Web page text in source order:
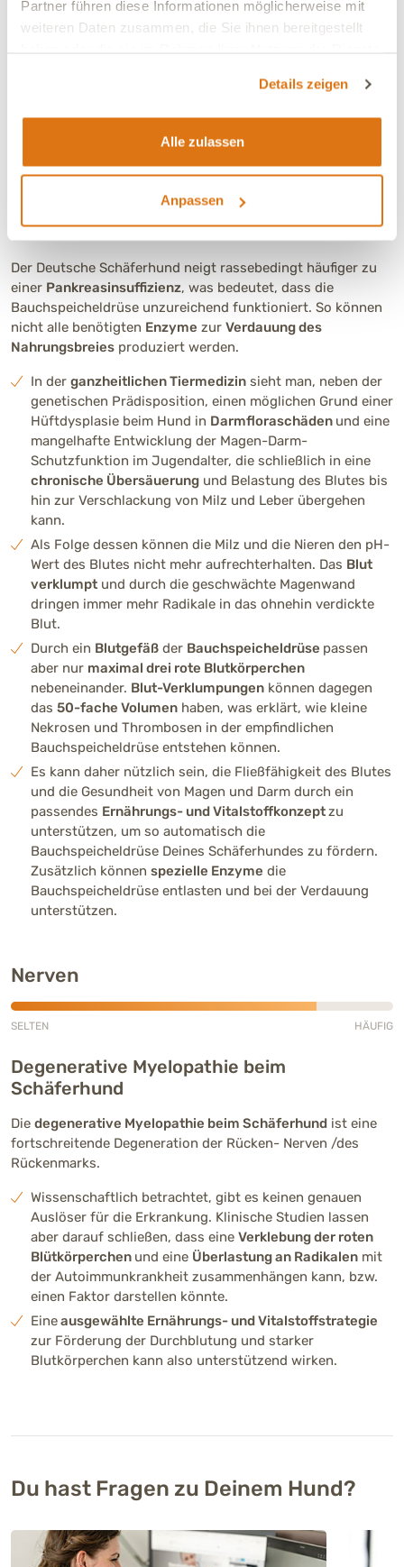
Partner führen diese Informationen möglicherweise mit
weiteren Daten zusammen, die Sie ihnen bereitgestellt
Details zeigen
Alle zulassen
Anpassen
anzuraten. Bitte informieren Sie sich auch über die
möglichen Verfahren einer Operation bei
gibt, was Heilungsverlauf und Regeneration betrifft.
Bauchspeicheldrüse
Pankreasinsuffizienz beim Schäferhund
Der Deutsche Schäferhund neigt rassebedingt häufiger zu
einer Pankreasinsuffizienz, was bedeutet, dass die
Bauchspeicheldrüse unzureichend funktioniert. So können
nicht alle benötigten Enzyme zur Verdauung des
Nahrungsbreies produziert werden.
In der ganzheitlichen Tiermedizin sieht man, neben der
genetischen Prädisposition, einen möglichen Grund einer
Hüftdysplasie beim Hund in Darmfloraschäden und eine
mangelhafte Entwicklung der Magen-Darm-
Schutzfunktion im Jugendalter, die schließlich in eine
chronische Übersäuerung und Belastung des Blutes bis
hin zur Verschlackung von Milz und Leber übergehen
kann.
Als Folge dessen können die Milz und die Nieren den pH-
Wert des Blutes nicht mehr aufrechterhalten. Das Blut
verklumpt und durch die geschwächte Magenwand
dringen immer mehr Radikale in das ohnehin verdickte
Blut.
Durch ein Blutgefäß der Bauchspeicheldrüse passen
aber nur maximal drei rote Blutkörperchen
nebeneinander. Blut-Verklumpungen können dagegen
das 50-fache Volumen haben, was erklärt, wie kleine
Nekrosen und Thrombosen in der empfindlichen
Bauchspeicheldrüse entstehen können.
Es kann daher nützlich sein, die Fließfähigkeit des Blutes
und die Gesundheit von Magen und Darm durch ein
passendes Ernährungs- und Vitalstoffkonzeptzu
unterstützen, um so automatisch die
Bauchspeicheldrüse Deines Schäferhundes zu fördern.
Zusätzlich können spezielle Enzyme die
Bauchspeicheldrüse entlasten und bei der Verdauung
unterstützen.
Nerven
SELTEN HÄUFIG
Degenerative Myelopathie beim
Schäferhund
Die degenerative Myelopathie beim Schäferhund ist eine
fortschreitende Degeneration der Rücken- Nerven /des
Rückenmarks.
Wissenschaftlich betrachtet, gibt es keinen genauen
Auslöser für die Erkrankung. Klinische Studien lassen
aber darauf schließen, dass eine Verklebung der roten
Blütkörperchen und eine Überlastung an Radikalen mit
der Autoimmunkrankheit zusammenhängen kann, bzw.
einen Faktor darstellen könnte.
Eineausgewählte Ernährungs- und Vitalstoffstrategie
zur Förderung der Durchblutung und starker
Blutkörperchen kann also unterstützend wirken.
Du hast Fragen zu Deinem Hund?